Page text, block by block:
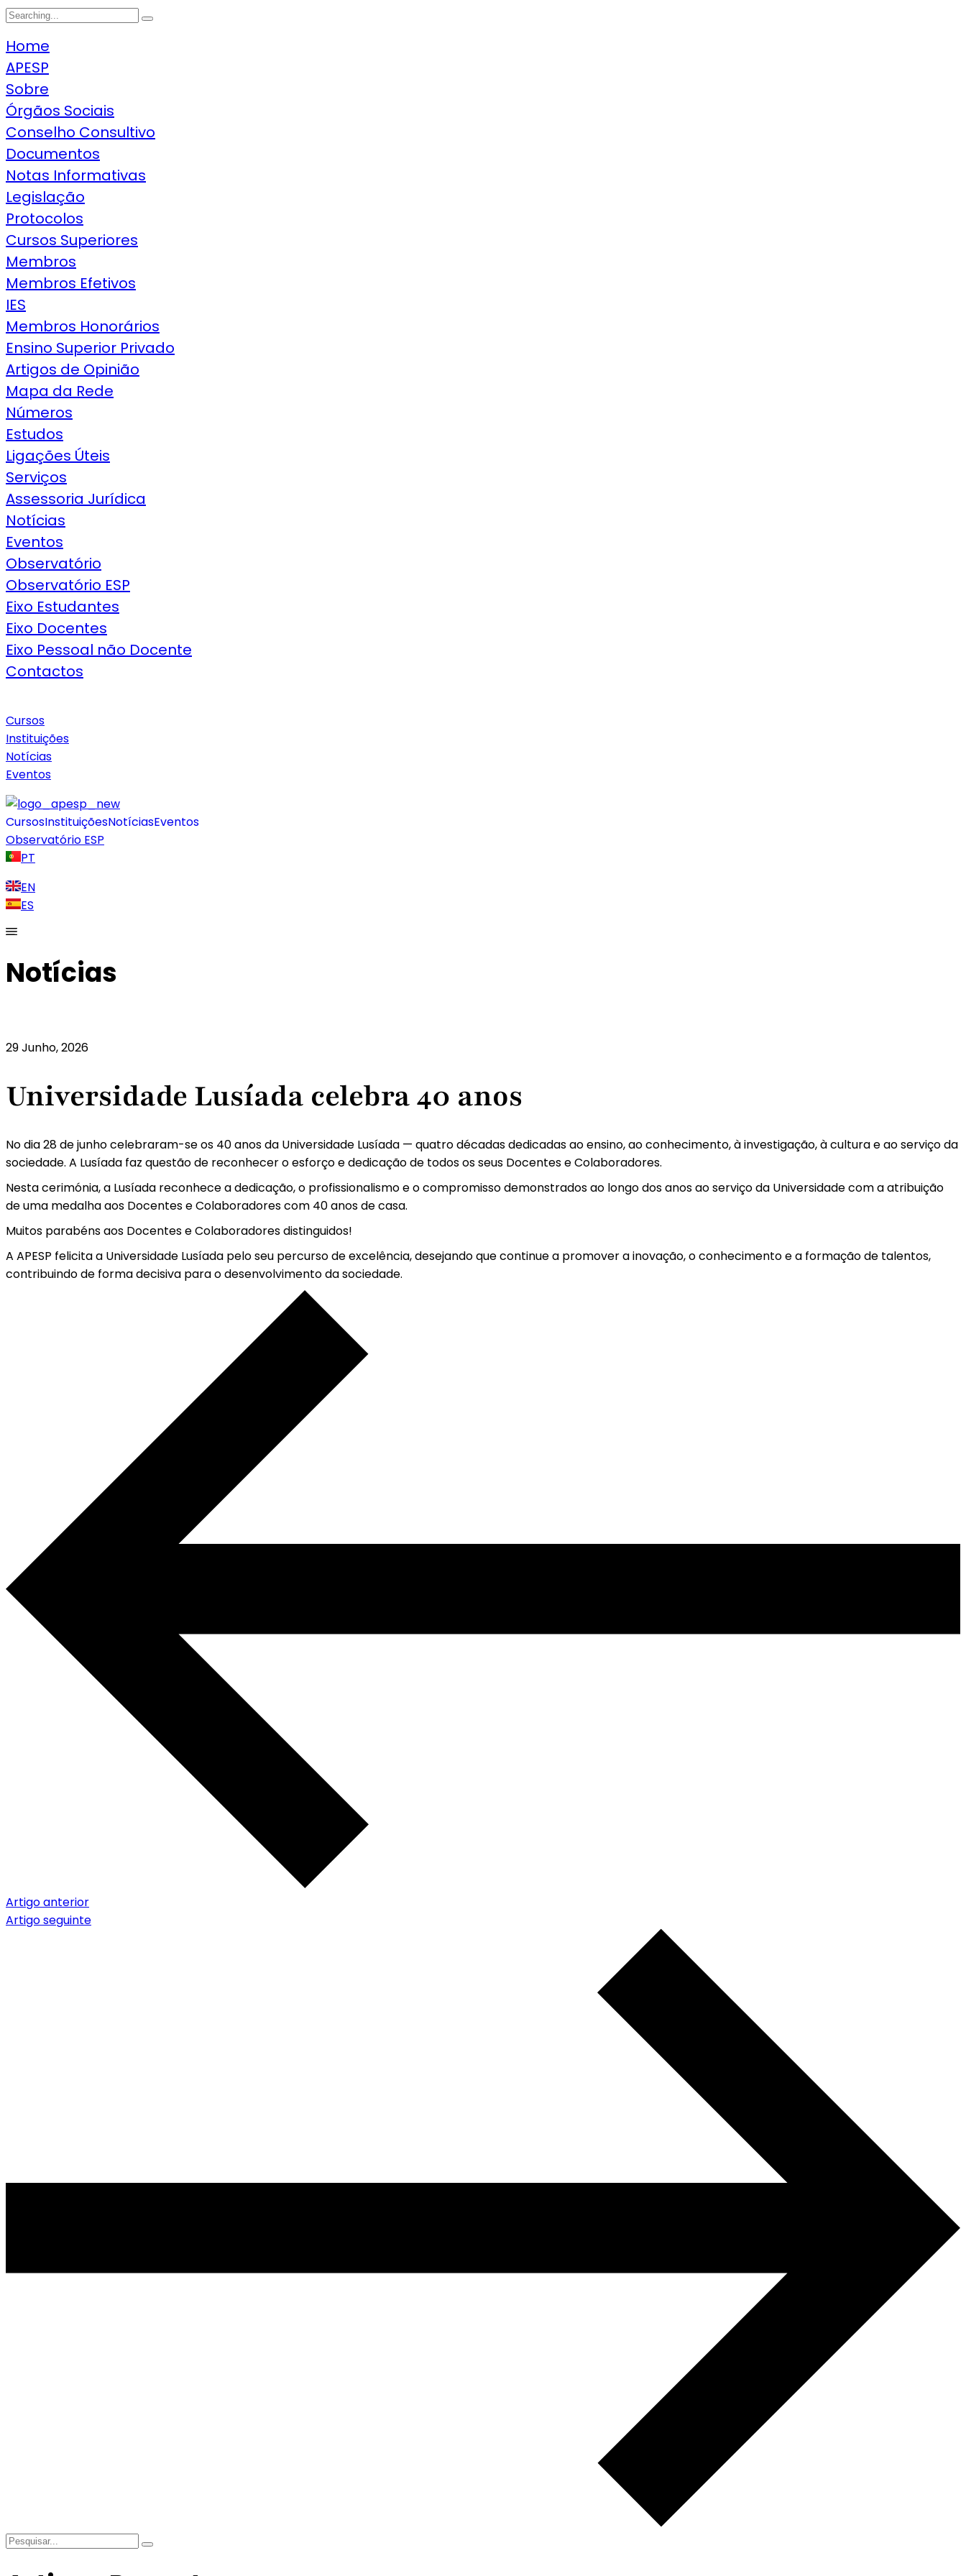
Search
Home
APESP
Sobre
Órgãos Sociais
Conselho Consultivo
Documentos
Notas Informativas
Legislação
Protocolos
Cursos Superiores
Membros
Membros Efetivos
IES
Membros Honorários
Ensino Superior Privado
Artigos de Opinião
Mapa da Rede
Números
Estudos
Ligações Úteis
Serviços
Assessoria Jurídica
Notícias
Eventos
Observatório
Observatório ESP
Eixo Estudantes
Eixo Docentes
Eixo Pessoal não Docente
Contactos
Cursos
Instituições
Notícias
Eventos
CursosInstituiçõesNotíciasEventos
Observatório ESP
PT
EN
ES
Notícias
29 Junho, 2026
Universidade Lusíada celebra 40 anos
No dia 28 de junho celebraram-se os 40 anos da Universidade Lusíada — quatro décadas dedicadas ao ensino, ao conhecimento, à investigação, à cultura e ao serviço da
sociedade. A Lusíada faz questão de reconhecer o esforço e dedicação de todos os seus Docentes e Colaboradores.
Nesta cerimónia, a Lusíada reconhece a dedicação, o profissionalismo e o compromisso demonstrados ao longo dos anos ao serviço da Universidade com a atribuição
de uma medalha aos Docentes e Colaboradores com 40 anos de casa.
Muitos parabéns aos Docentes e Colaboradores distinguidos!
A APESP felicita a Universidade Lusíada pelo seu percurso de excelência, desejando que continue a promover a inovação, o conhecimento e a formação de talentos,
contribuindo de forma decisiva para o desenvolvimento da sociedade.
Artigo anterior
Artigo seguinte